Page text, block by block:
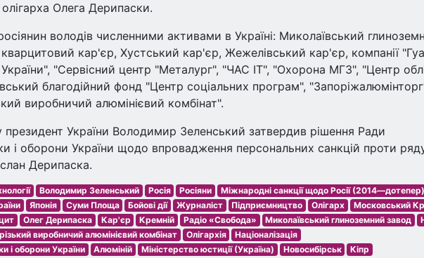
Олега Дерипаски.
володів численними активами в Україні: Миколаївський
кварцитовий кар'єр, Хустський кар'єр, Жежелівський кар'єр, компанії
України", "Сервісний центр "Металург", "ЧАС ІТ", "Охорона МГЗ", "Центр
благодійний фонд "Центр соціальних програм",
виробничий алюмінієвий комбінат".
України Володимир Зеленський затвердив рішення Ради
і оборони України щодо впровадження персональних санкцій проти
Дерипаска.
Володимир Зеленський Росія Росіяни
Міжнародні санкції щодо Росії (2014—дотепер)
Японія Суми Площа Бойові дії Журналіст Підприємництво Олігарх
Московський
Олег Дерипаска Кар'єр Кремній Радіо «Свобода» Миколаївський глиноземний завод
виробничий алюмінієвий комбінат Олігархія
Націоналізація
і оборони України
Алюміній Міністерство юстиції (Україна) Новосибірськ Кіпр